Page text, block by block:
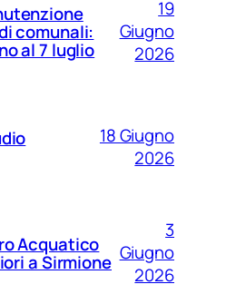
comunali:
al 7 luglio
19
Giugno
2026
18 Giugno
2026
Acquatico
a Sirmione
3
Giugno
2026